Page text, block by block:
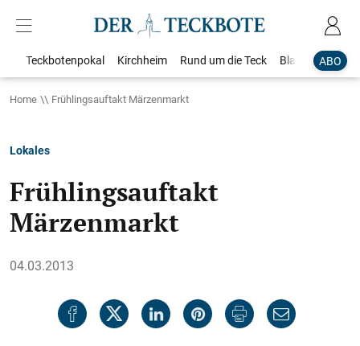
ABO
Teckbotenpokal Kirchheim Rund um die Teck Blaulicht
Home Frühlingsauftakt Märzenmarkt
Lokales
Frühlingsauftakt
Märzenmarkt
04.03.2013